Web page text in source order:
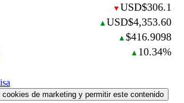
▼ USD$306.1
▲ USD$4,353.60
▲ $416.9098
▲ 10.34%
cookies de marketing y permitir este contenido